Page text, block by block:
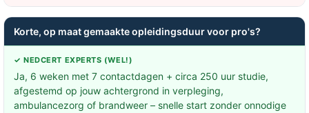
Korte, op maat gemaakte opleidingsduur voor pro's?
✓ NEDCERT EXPERTS (WEL!)
Ja, 6 weken met 7 contactdagen + circa 250 uur studie,
afgestemd op jouw achtergrond in verpleging,
ambulancezorg of brandweer – snelle start zonder onnodige